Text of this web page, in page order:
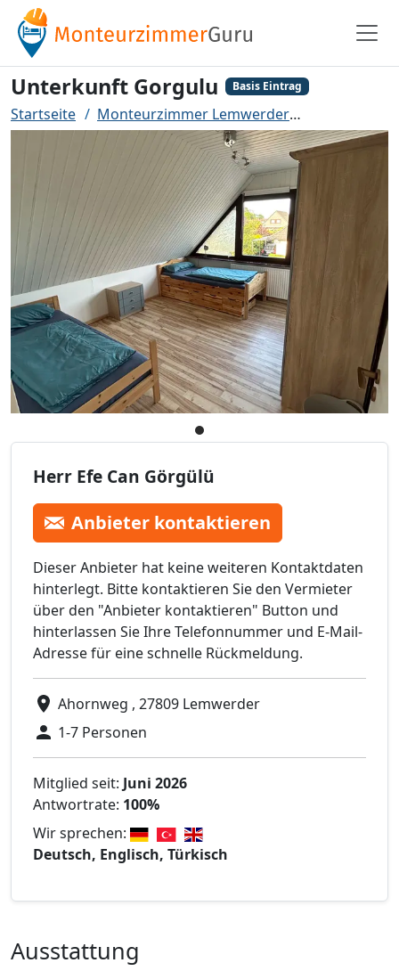
Unterkunft Gorgulu Basis Eintrag
Startseite Monteurzimmer Lemwerder
Herr Efe Can Görgülü
Anbieter kontaktieren
Dieser Anbieter hat keine weiteren Kontaktdaten
hinterlegt. Bitte kontaktieren Sie den Vermieter
über den "Anbieter kontaktieren" Button und
hinterlassen Sie Ihre Telefonnummer und E-Mail-
Adresse für eine schnelle Rückmeldung.
Ahornweg , 27809 Lemwerder
1-7 Personen
Mitglied seit: Juni 2026
Antwortrate: 100%
Wir sprechen:
Deutsch, Englisch, Türkisch
Ausstattung